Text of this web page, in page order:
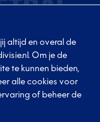
altijd en overal de
Om je de
te kunnen bieden,
alle cookies voor
of beheer de